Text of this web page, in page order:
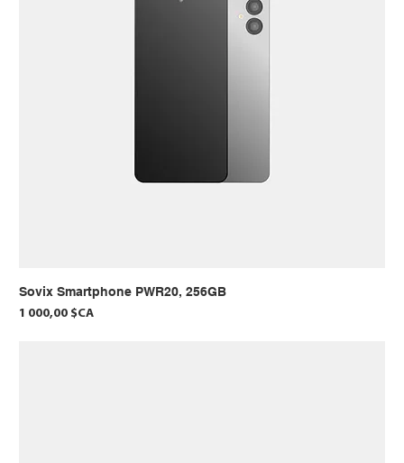
Sovix Smartphone PWR20, 256GB
Prix
1 000,00 $CA